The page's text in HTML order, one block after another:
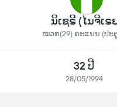
ນິເຊຣີ (ໄນຈີເຣ
ໝວກ(29) ຄະແນນ (ປະຕູ
32 ປີ
28/05/1994